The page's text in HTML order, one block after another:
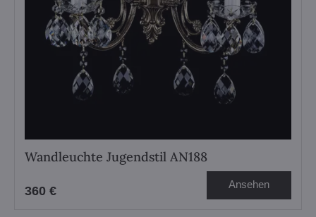
Wandleuchte Jugendstil AN188
360 € Ansehen